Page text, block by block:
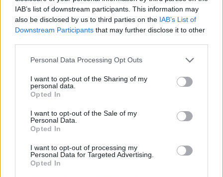
IAB’s list of downstream participants. This information may
also be disclosed by us to third parties on the IAB’s List of
Downstream Participants that may further disclose it to other
Personal Data Processing Opt Outs
I want to opt-out of the Sharing of my
personal data.
Opted In
I want to opt-out of the Sale of my
Personal Data.
Opted In
I want to opt-out of processing my
Personal Data for Targeted Advertising.
Opted In
7 d'agost de 2026
Amposta recupera les Cases del Castell
i culmina un projecte estratègic que
gastronomia
40 peces a concurs
“L’eclipsi serà una oportunitat també
per a gaudir de les Festes Majors